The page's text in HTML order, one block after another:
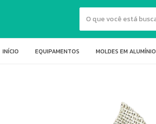
INÍCIO EQUIPAMENTOS MOLDES EM ALUMÍNIO